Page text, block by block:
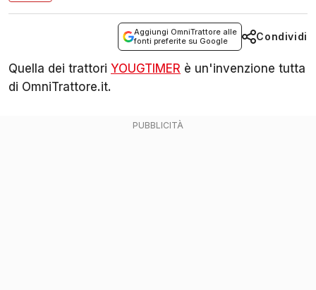
Aggiungi OmniTrattore alle
fonti preferite su Google
Condividi
Quella dei trattori YOUGTIMER è un'invenzione tutta
di OmniTrattore.it.